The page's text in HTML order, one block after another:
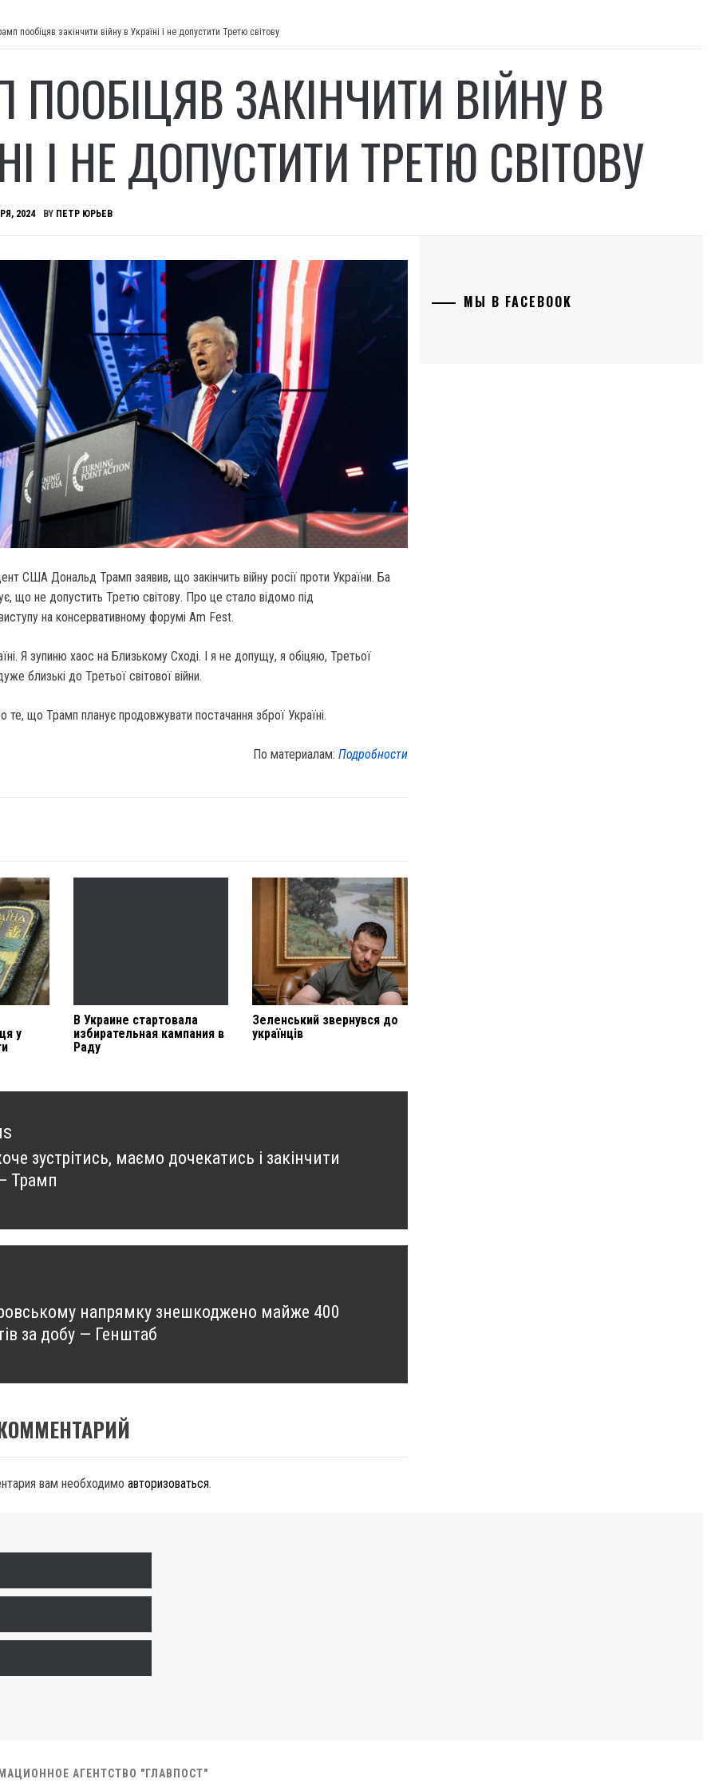
пообіцяв закінчити війну в Україні і не допустити Третю світову
ПООБІЦЯВ ЗАКІНЧИТИ ВІЙНУ В
І НЕ ДОПУСТИТИ ТРЕТЮ СВІТОВУ
2024 BY ПЕТР ЮРЬЕВ
США Дональд Трамп заявив, що закінчить війну росії проти України. Ба
що не допустить Третю світову. Про це стало відомо під
на консервативному форумі Am Fest.
Я зупиню хаос на Близькому Сході. І я не допущу, я обіцяю, Третьої
близькі до Третьої світової війни.
те, що Трамп планує продовжувати постачання зброї Україні.
По материалам:Подробности
у
В Украине стартовала
избирательная кампания в
Раду
Зеленський звернувся до
українців
зустрітись, маємо дочекатись і закінчити
Трамп
напрямку знешкоджено майже 400
за добу — Генштаб
вам необходимо авторизоваться.
МЫ В FACEBOOK
АГЕНТСТВО "ГЛАВПОСТ"